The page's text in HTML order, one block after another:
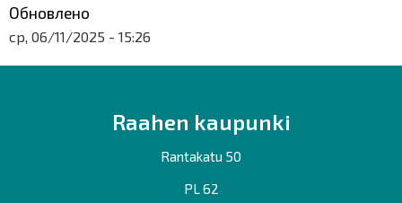
Обновлено
ср, 06/11/2025 - 15:26
Raahen kaupunki
Rantakatu 50
PL 62